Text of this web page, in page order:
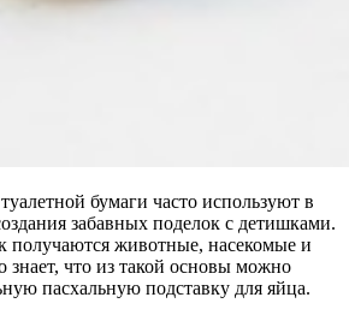
забавных поделок с детишками.
получаются животные, насекомые и
что из такой основы можно
пасхальную подставку для яйца.